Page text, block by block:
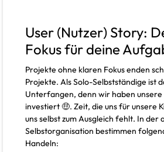
User (Nutzer) Story:
Fokus für deine
Projekte ohne klaren Fokus enden
Projekte. Als Solo-Selbstständige ist
Unterfangen, denn wir haben
investiert 🤑. Zeit, die uns für unsere
uns selbst zum Ausgleich fehlt. In der
Selbstorganisation bestimmen
Handeln: